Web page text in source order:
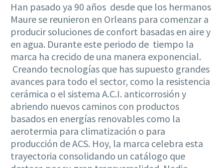
Han pasado ya 90 años desde que los hermanos
Maure se reunieron en Orleans para comenzar a
producir soluciones de confort basadas en aire y
en agua. Durante este periodo de tiempo la
marca ha crecido de una manera exponencial.
Creando tecnologías que has supuesto grandes
avances para todo el sector, como la resistencia
cerámica o el sistema A.C.I. anticorrosión y
abriendo nuevos caminos con productos
basados en energías renovables como la
aerotermia para climatización o para
producción de ACS. Hoy, la marca celebra esta
trayectoria consolidando un catálogo que